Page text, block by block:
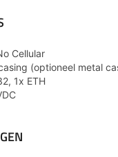
Cellular
(optioneel metal
1x ETH